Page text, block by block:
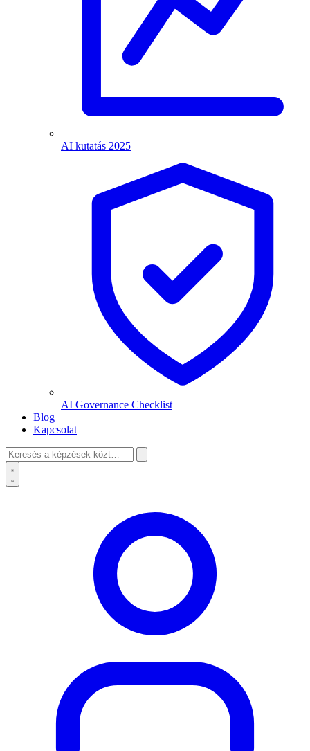
AI kutatás 2025
AI Governance Checklist
Blog
Kapcsolat